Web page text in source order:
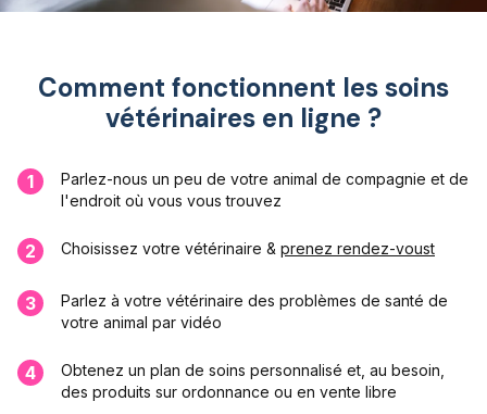
Comment fonctionnent les soins
vétérinaires en ligne ?
1
Parlez-nous un peu de votre animal de compagnie et de
l'endroit où vous vous trouvez
2 Choisissez votre vétérinaire & prenez rendez-voust
3
Parlez à votre vétérinaire des problèmes de santé de
votre animal par vidéo
4
Obtenez un plan de soins personnalisé et, au besoin,
des produits sur ordonnance ou en vente libre